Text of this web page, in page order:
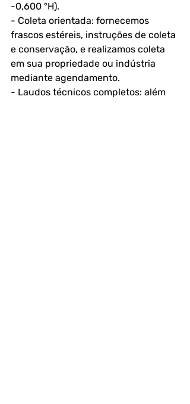
-0,600 ºH).
- Coleta orientada: fornecemos
frascos estéreis, instruções de coleta
e conservação, e realizamos coleta
em sua propriedade ou indústria
mediante agendamento.
- Laudos técnicos completos: além